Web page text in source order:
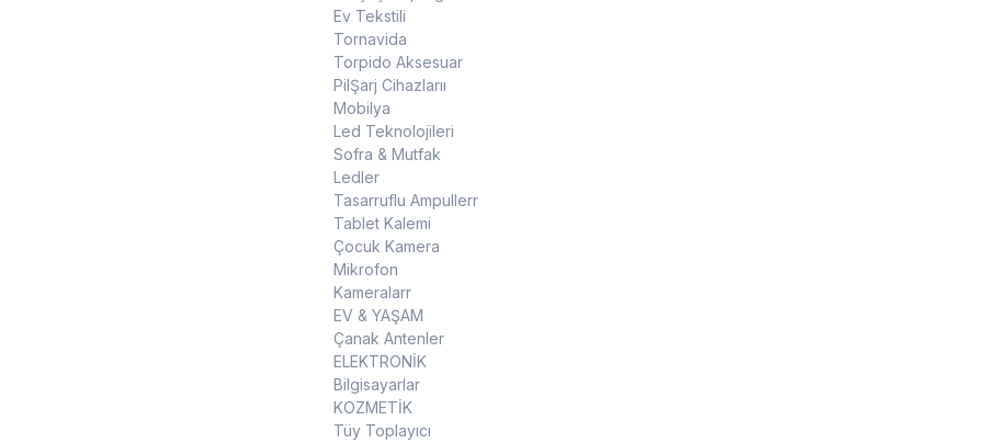
Ev Tekstili
Tornavida
Torpido Aksesuar
PilŞarj Cihazlarıı
Mobilya
Led Teknolojileri
Sofra & Mutfak
Ledler
Tasarruflu Ampullerr
Tablet Kalemi
Çocuk Kamera
Mikrofon
Kameralarr
EV & YAŞAM
Çanak Antenler
ELEKTRONİK
Bilgisayarlar
KOZMETİK
Tüy Toplayıcı